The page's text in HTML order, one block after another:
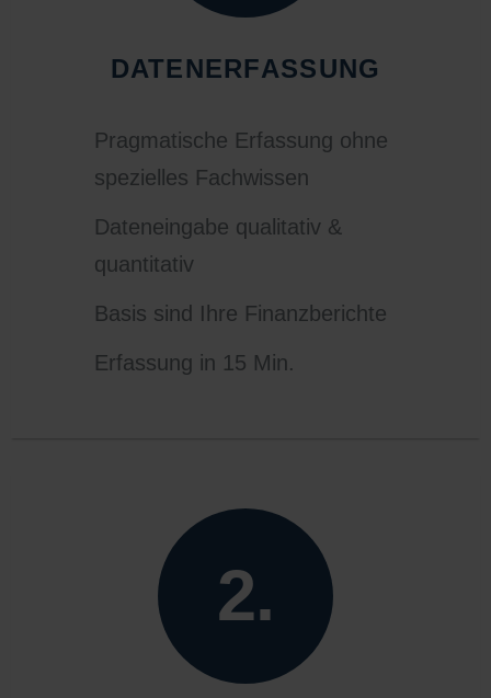
DATENERFASSUNG
Pragmatische Erfassung ohne
spezielles Fachwissen
Dateneingabe qualitativ &
quantitativ
Basis sind Ihre Finanzberichte
Erfassung in 15 Min.
2.